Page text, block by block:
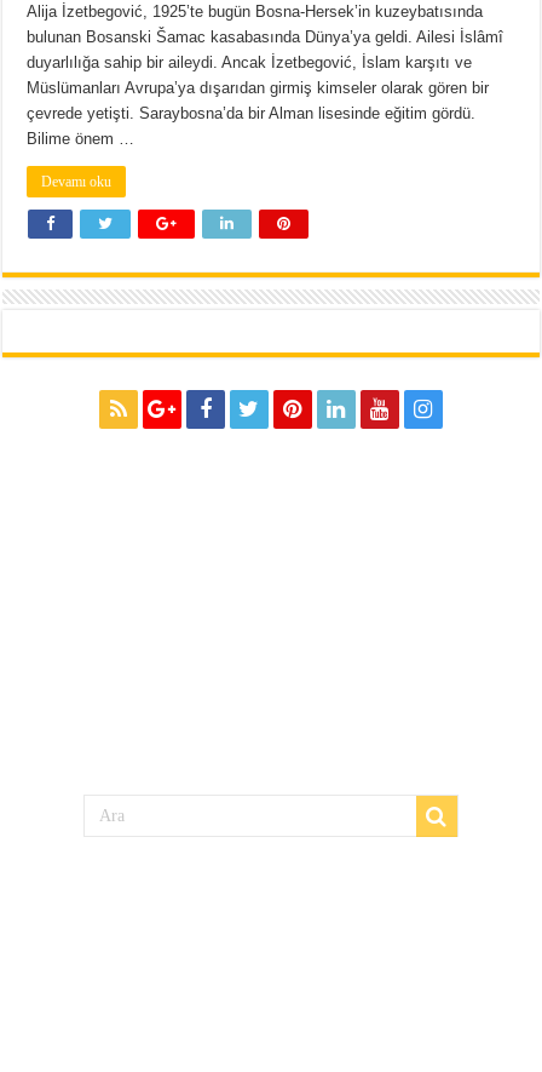
Alija İzetbegović, 1925’te bugün Bosna-Hersek’in kuzeybatısında
bulunan Bosanski Šamac kasabasında Dünya’ya geldi. Ailesi İslâmî
duyarlılığa sahip bir aileydi. Ancak İzetbegović, İslam karşıtı ve
Müslümanları Avrupa’ya dışarıdan girmiş kimseler olarak gören bir
çevrede yetişti. Saraybosna’da bir Alman lisesinde eğitim gördü.
Bilime önem …
Devamı oku